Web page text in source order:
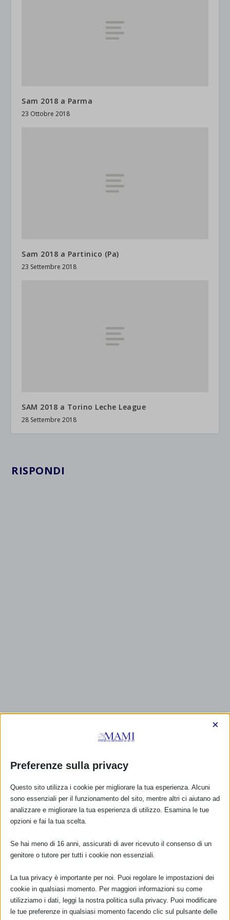
Sam 2018 a Parma
23 Ottobre 2018
Sam 2018 a Partinico (Pa)
23 Settembre 2018
SAM 2018 a Torino Leche League
28 Settembre 2018
RISPONDI
CALENDARIO EVENTI
Non ci sono eventi
Preferenze sulla privacy
×
Questo sito utilizza i cookie per migliorare la tua esperienza. Alcuni
sono essenziali per il funzionamento del sito, mentre altri ci aiutano ad
analizzare e migliorare la tua esperienza di utilizzo. Esamina le tue
opzioni e fai la tua scelta.
Se hai meno di 16 anni, assicurati di aver ricevuto il consenso di un
genitore o tutore per tutti i cookie non essenziali.
La tua privacy è importante per noi. Puoi regolare le impostazioni dei
cookie in qualsiasi momento. Per maggiori informazioni su come
utilizziamo i dati, leggi la nostra politica sulla privacy. Puoi modificare
le tue preferenze in qualsiasi momento facendo clic sul pulsante delle